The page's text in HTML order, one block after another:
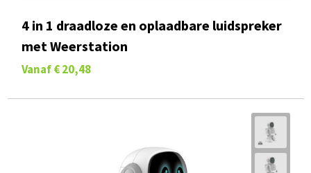
4 in 1 draadloze en oplaadbare luidspreker
met Weerstation
Vanaf € 20,48